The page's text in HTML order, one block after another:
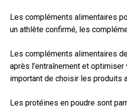
Les compléments alimentaires
un athlète confirmé, les
Les compléments alimentaires
après l’entraînement et
important de choisir les produits
Les protéines en poudre sont